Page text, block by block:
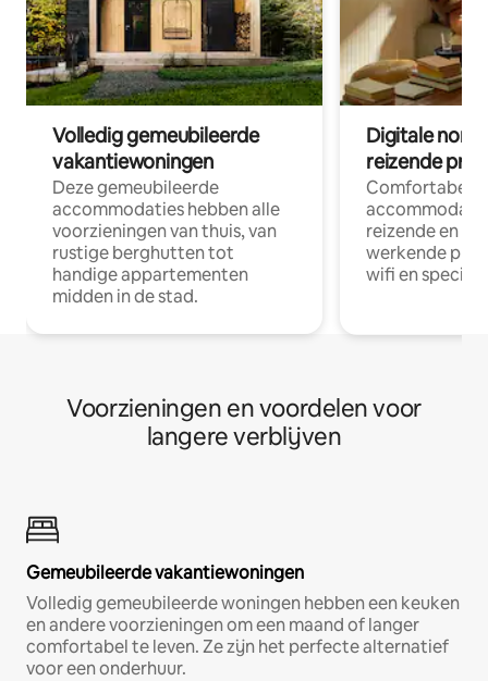
Volledig gemeubileerde
vakantiewoningen
Deze gemeubileerde
accommodaties hebben alle
voorzieningen van thuis, van
rustige berghutten tot
handige appartementen
midden in de stad.
Digitale
reizende
Comfortabele
reizende en
werkende
wifi en
Voorzieningen en voordelen voor
langere verblijven
Gemeubileerde vakantiewoningen
Volledig gemeubileerde woningen hebben een keuken
en andere voorzieningen om een maand of langer
comfortabel te leven. Ze zijn het perfecte alternatief
voor een onderhuur.